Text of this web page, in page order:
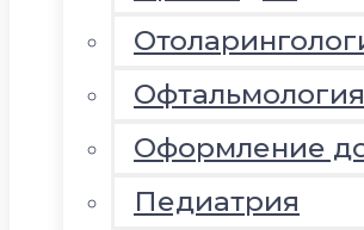
Офтальмология
Оформление
Педиатрия